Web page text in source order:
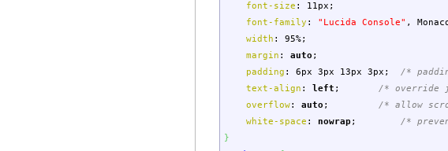
font-size : 11px ;
font-family : "Lucida Console" ,
width : 95%;
margin : auto ;
padding : 6px 3px 13px 3px ;
/*
text-align : left ;
/* override
overflow: auto ;
/* allow
white-space : nowrap ;
/*
}